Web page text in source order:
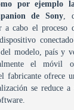
por ejemplo
de Sony ,
a cabo el proceso
modelo, país y
el móvil
fabricante ofrece
se reduce